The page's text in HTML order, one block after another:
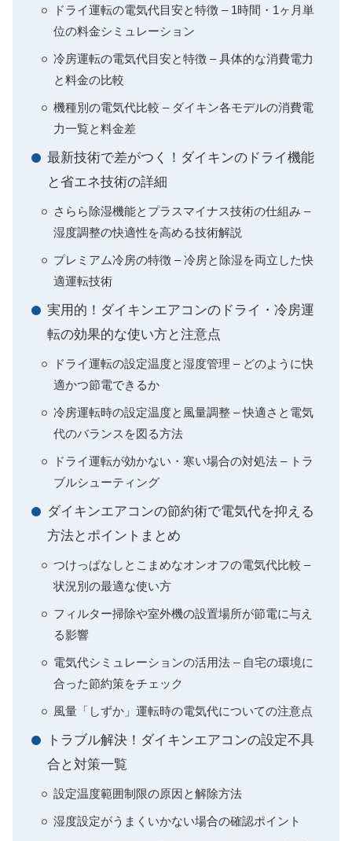
ドライ運転の電気代目安と特徴 – 1時間・1ヶ月単
位の料金シミュレーション
冷房運転の電気代目安と特徴 – 具体的な消費電力
と料金の比較
機種別の電気代比較 – ダイキン各モデルの消費電
力一覧と料金差
最新技術で差がつく！ダイキンのドライ機能
と省エネ技術の詳細
さらら除湿機能とプラスマイナス技術の仕組み –
湿度調整の快適性を高める技術解説
プレミアム冷房の特徴 – 冷房と除湿を両立した快
適運転技術
実用的！ダイキンエアコンのドライ・冷房運
転の効果的な使い方と注意点
ドライ運転の設定温度と湿度管理 – どのように快
適かつ節電できるか
冷房運転時の設定温度と風量調整 – 快適さと電気
代のバランスを図る方法
ドライ運転が効かない・寒い場合の対処法 – トラ
ブルシューティング
ダイキンエアコンの節約術で電気代を抑える
方法とポイントまとめ
つけっぱなしとこまめなオンオフの電気代比較 –
状況別の最適な使い方
フィルター掃除や室外機の設置場所が節電に与え
る影響
電気代シミュレーションの活用法 – 自宅の環境に
合った節約策をチェック
風量「しずか」運転時の電気代についての注意点
トラブル解決！ダイキンエアコンの設定不具
合と対策一覧
設定温度範囲制限の原因と解除方法
湿度設定がうまくいかない場合の確認ポイント